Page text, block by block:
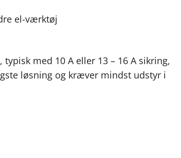
el-værktøj
med 10 A eller 13 – 16 A sikring,
løsning og kræver mindst udstyr i